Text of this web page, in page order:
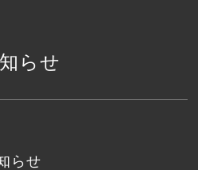
らせ
らせ